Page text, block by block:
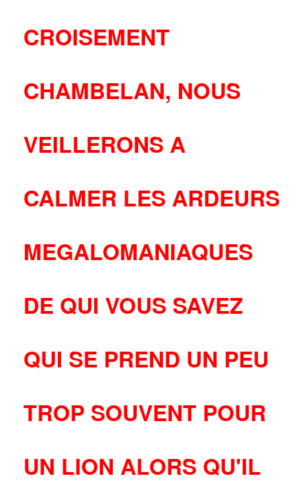
CROISEMENT
CHAMBELAN, NOUS
VEILLERONS A
CALMER LES ARDEURS
MEGALOMANIAQUES
DE QUI VOUS SAVEZ
QUI SE PREND UN PEU
TROP SOUVENT POUR
UN LION ALORS QU'IL